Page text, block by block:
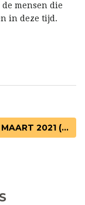
mensen die
in deze tijd.
2021 (...